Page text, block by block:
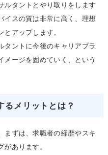
ルタントとやり取りをします
イスの質は非常に高く、理想
アップします。
タントに今後のキャリアプラ
メージを固めていく、という
るメリットとは？
まずは、求職者の経歴やスキ
あります。